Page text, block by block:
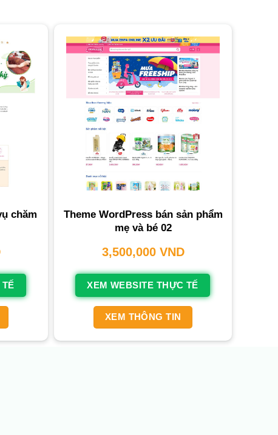
chăm
Theme WordPress bán sản phẩm
mẹ và bé 02
3,500,000 VND
XEM WEBSITE THỰC TẾ
XEM THÔNG TIN